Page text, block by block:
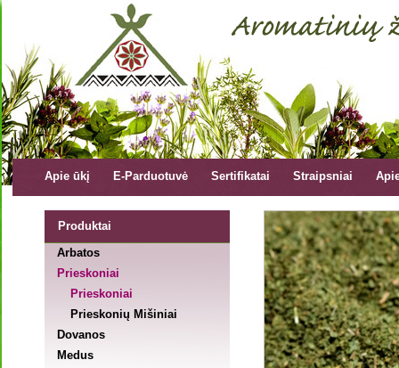
Apie ūkį E-Parduotuvė Sertifikatai Straipsniai
Produktai
Arbatos
Prieskoniai
Prieskoniai
Prieskonių Mišiniai
Dovanos
Medus